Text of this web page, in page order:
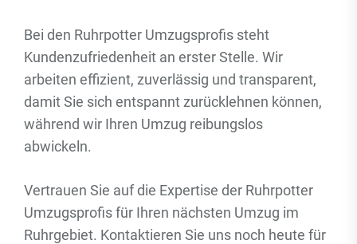
Bei den Ruhrpotter Umzugsprofis steht
Kundenzufriedenheit an erster Stelle. Wir
arbeiten effizient, zuverlässig und transparent,
damit Sie sich entspannt zurücklehnen können,
während wir Ihren Umzug reibungslos
abwickeln.
Vertrauen Sie auf die Expertise der Ruhrpotter
Umzugsprofis für Ihren nächsten Umzug im
Ruhrgebiet. Kontaktieren Sie uns noch heute für